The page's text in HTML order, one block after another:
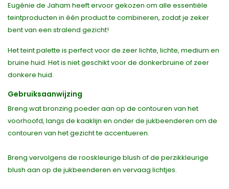
Eugénie de Jaham heeft ervoor gekozen om alle essentiële
teintproducten in één product te combineren, zodat je zeker
bent van een stralend gezicht!
Het teint palette is perfect voor de zeer lichte, lichte, medium en
bruine huid. Het is niet geschikt voor de donkerbruine of zeer
donkere huid.
Gebruiksaanwijzing
Breng wat bronzing poeder aan op de contouren van het
voorhoofd, langs de kaaklijn en onder de jukbeenderen om de
contouren van het gezicht te accentueren.
Breng vervolgens de rooskleurige blush of de perzikkleurige
blush aan op de jukbeenderen en vervaag lichtjes.